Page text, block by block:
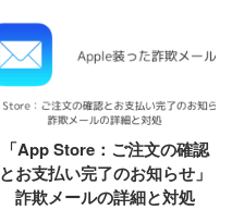
「App Store：ご注文の確認
とお支払い完了のお知らせ」
詐欺メールの詳細と対処